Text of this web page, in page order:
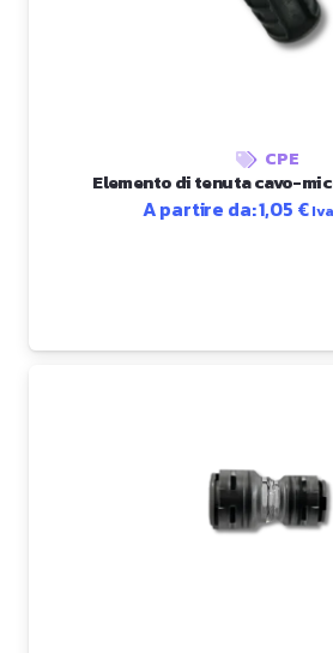
CPE
Elemento di tenuta cavo-
A partire da:1,05 €